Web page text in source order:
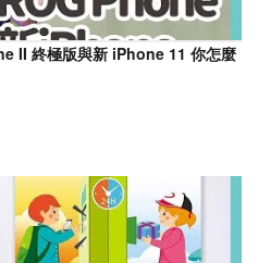
II 終極版與新 iPhone 11 你怎麼